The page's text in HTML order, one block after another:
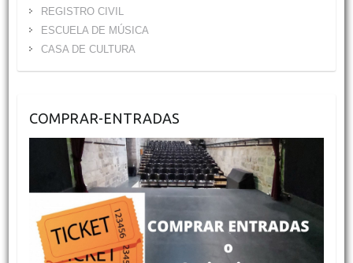
REGISTRO CIVIL
ESCUELA DE MÚSICA
CASA DE CULTURA
COMPRAR-ENTRADAS